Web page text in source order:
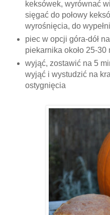
keksówek, wyrównać
sięgać do połowy
wyrośnięcia, do
piec w opcji góra-dół
piekarnika około 25-30
wyjąć, zostawić na 5
wyjąć i wystudzić na
ostygnięcia